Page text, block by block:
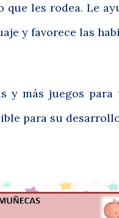
les rodea. Le
y favorece las
más juegos para
para su